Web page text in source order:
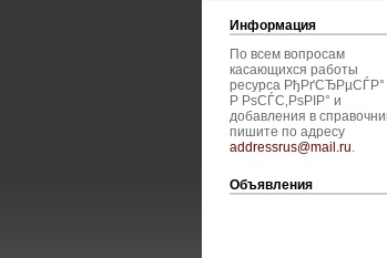
Информация
По всем вопросам
касающихся работы
ресурса РђРґСЂРµСЃР°
Р РѕСЃС‚РѕРІР° и
добавления в
пишите по адресу
addressrus@mail.ru.
Объявления